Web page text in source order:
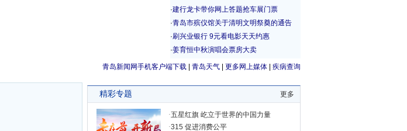
青岛新闻网手机客户端下载 青岛天气 更多网上媒体 疾病查询